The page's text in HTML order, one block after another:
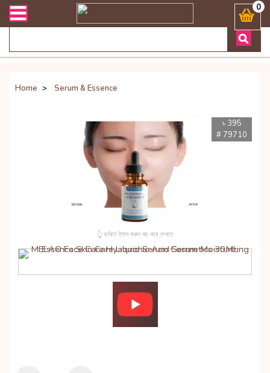
সংক্রান্ত যেকোনো জিজ্ঞাসায় কল করুনঃ ( Whatsapp ) 0
Home > Serum & Essence
৳ 395
# 79710
👆 ছবিতে ট্যাপ করুন বড় করে দেখতে